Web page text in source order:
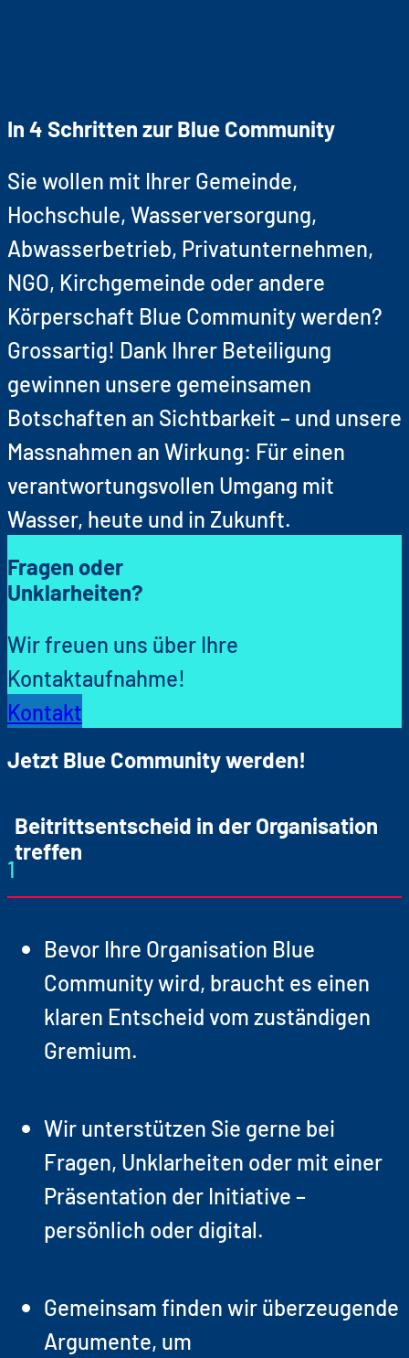
In 4 Schritten zur Blue Community
Sie wollen mit Ihrer Gemeinde,
Hochschule, Wasserversorgung,
Abwasserbetrieb, Privatunternehmen,
NGO, Kirchgemeinde oder andere
Körperschaft Blue Community werden?
Grossartig! Dank Ihrer Beteiligung
gewinnen unsere gemeinsamen
Botschaften an Sichtbarkeit – und unsere
Massnahmen an Wirkung: Für einen
verantwortungsvollen Umgang mit
Wasser, heute und in Zukunft.
Fragen oder
Unklarheiten?
Wir freuen uns über Ihre
Kontaktaufnahme!
Kontakt
Jetzt Blue Community werden!
1
Beitrittsentscheid in der Organisation
treffen
Bevor Ihre Organisation Blue
Community wird, braucht es einen
klaren Entscheid vom zuständigen
Gremium.
Wir unterstützen Sie gerne bei
Fragen, Unklarheiten oder mit einer
Präsentation der Initiative –
persönlich oder digital.
Gemeinsam finden wir überzeugende
Argumente, um